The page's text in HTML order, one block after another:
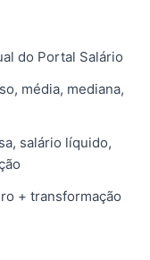
do Portal Salário
média, mediana,
salário líquido,
+ transformação